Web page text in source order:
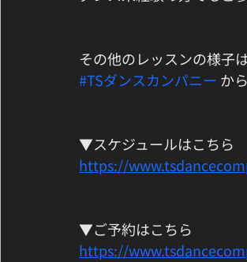
その他のレッスンの様子
#TSダンスカンパニー か
▼スケジュールはこちら
https://
▼ご予約はこちら
https://